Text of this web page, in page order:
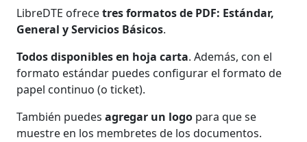
LibreDTE ofrecetres formatos de PDF: Estándar,
General y Servicios Básicos.
Todos disponibles en hoja carta. Además, con el
formato estándar puedes configurar el formato de
papel continuo (o ticket).
También puedes agregar un logo para que se
muestre en los membretes de los documentos.